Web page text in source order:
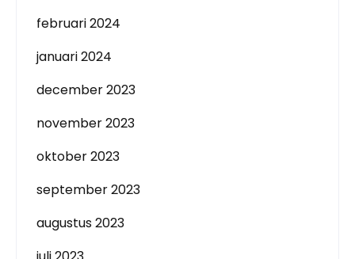
februari 2024
januari 2024
december 2023
november 2023
oktober 2023
september 2023
augustus 2023